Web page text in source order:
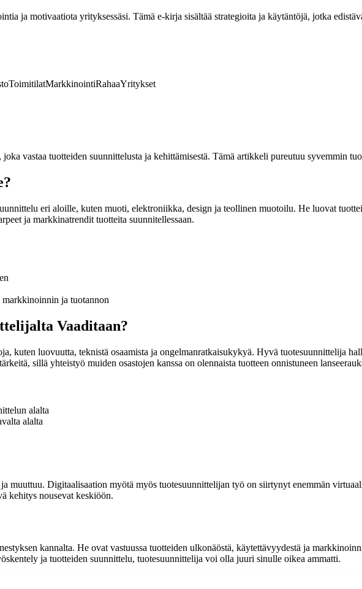
ja motivaatiota yrityksessäsi. Tämä e-kirja sisältää strategioita ja käytäntöjä, jotka
ToimitilatMarkkinointiRahaaYritykset
vastaa tuotteiden suunnittelusta ja kehittämisestä. Tämä artikkeli pureutuu syvemmin
eri aloille, kuten muoti, elektroniikka, design ja teollinen muotoilu. He luovat
ja markkinatrendit tuotteita suunnitellessaan.
markkinoinnin ja tuotannon
Vaaditaan?
kuten luovuutta, teknistä osaamista ja ongelmanratkaisukykyä. Hyvä tuotesuunnittelija
sillä yhteistyö muiden osastojen kanssa on olennaista tuotteen onnistuneen
alalta
alalta
muuttuu. Digitaalisaation myötä myös tuotesuunnittelijan työ on siirtynyt enemmän
kehitys nousevat keskiöön.
kannalta. He ovat vastuussa tuotteiden ulkonäöstä, käytettävyydestä ja
ja tuotteiden suunnittelu, tuotesuunnittelija voi olla juuri sinulle oikea ammatti.